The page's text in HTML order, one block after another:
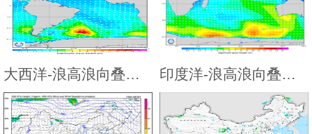
大西洋-浪高浪向叠加图 印度洋-浪高浪向叠加图